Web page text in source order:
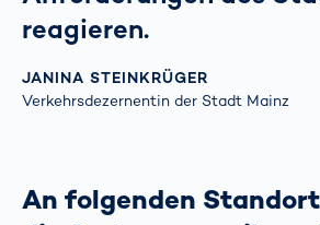
reagieren.
JANINA STEINKRÜGER
Verkehrsdezernentin der Stadt Mainz
An folgenden